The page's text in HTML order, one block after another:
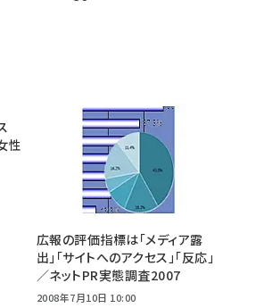
性
広報の評価指標は「メディア露
出」「サイトへのアクセス」「反応」
／ネットPR実態調査2007
2008年7月10日 10:00